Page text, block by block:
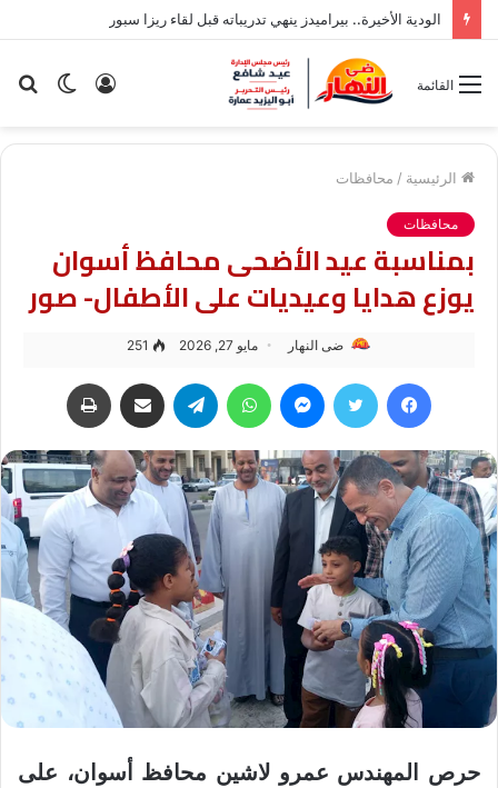
الودية الأخيرة.. بيراميدز ينهي تدريباته قبل لقاء ريزا سبور
الوضع تسجيل
القائمة
الرئيسية / محافظات
محافظات
بمناسبة عيد الأضحى محافظ أسوان
يوزع هدايا وعيديات على الأطفال- صور
ضى النهار مايو 27, 2026 251
فيسبوك تويتر ماسنجر واتساب تيلقرام مشاركة عبر البريد
حرص المهندس عمرو لاشين محافظ أسوان، على